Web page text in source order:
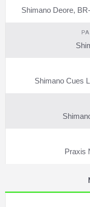
Shimano Deore,
Shimano Cues
Praxis